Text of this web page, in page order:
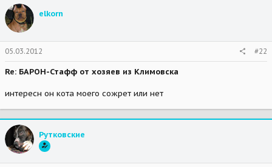
elkorn
05.03.2012 #22
Re: БАРОН-Стафф от хозяев из Климовска
интересн он кота моего сожрет или нет
Рутковские